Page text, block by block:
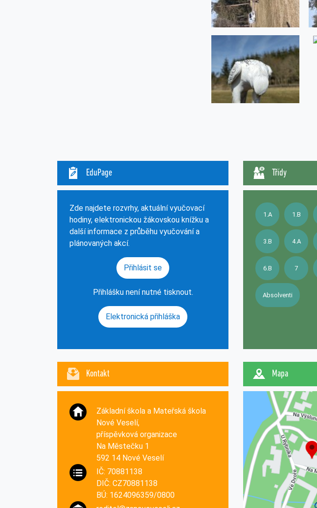
EduPage
Zde najdete rozvrhy, aktuální vyučovací
hodiny, elektronickou žákovskou knížku a
další informace z průběhu vyučování a
plánovaných akcí.
Přihlásit se
Přihlášku není nutné tisknout.
Elektronická přihláška
Třídy
1.A 1.B
3.B 4.A
6.B 7
Absolventi
Kontakt
Základní škola a Mateřská škola
Nové Veselí,
příspěvková organizace
Na Městečku 1
592 14 Nové Veselí
IČ: 70881138
DIČ: CZ70881138
BÚ: 1624096359/0800
Mapa